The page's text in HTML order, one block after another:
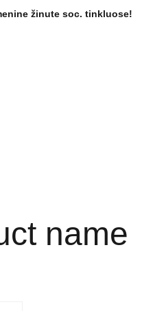
žinute soc. tinkluose!
name